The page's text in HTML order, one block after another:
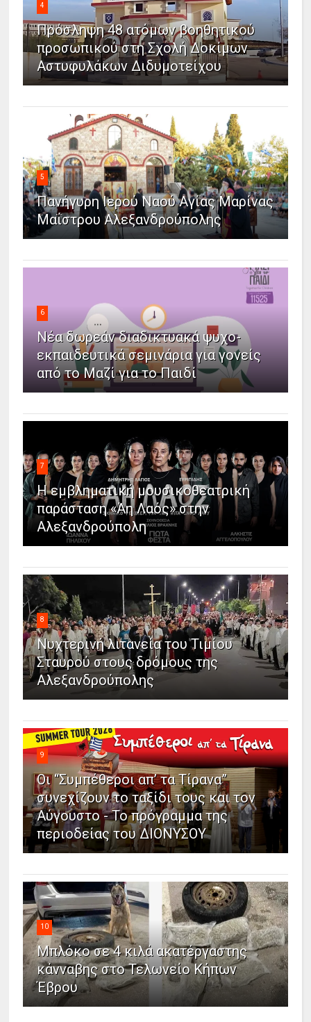
4
Πρόσληψη 48 ατόμων βοηθητικού
προσωπικού στη Σχολή Δοκίμων
Αστυφυλάκων Διδυμοτείχου
5
Πανήγυρη Ιερού Ναού Αγίας Μαρίνας
Μαΐστρου Αλεξανδρούπολης
6
Νέα δωρεάν διαδικτυακά ψυχο-
εκπαιδευτικά σεμινάρια για γονείς
από το Μαζί για το Παιδί
7
Η εμβληματική μουσικοθεατρική
παράσταση «Άη Λαός» στην
Αλεξανδρούπολη
8
Νυχτερινή λιτανεία του Τιμίου
Σταυρού στους δρόμους της
Αλεξανδρούπολης
9
Οι “Συμπέθεροι απ’ τα Τίρανα”
συνεχίζουν το ταξίδι τους και τον
Αύγουστο - Το πρόγραμμα της
περιοδείας του ΔΙΟΝΥΣΟΥ
10
Μπλόκο σε 4 κιλά ακατέργαστης
κάνναβης στο Τελωνείο Κήπων
Έβρου